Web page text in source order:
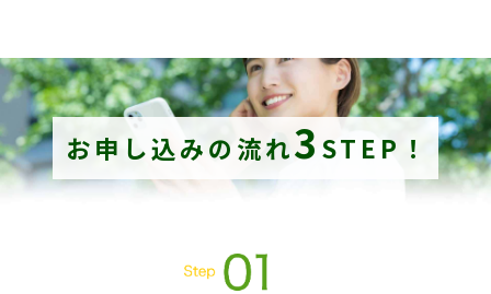
お申し込みの流れ3 STEP！